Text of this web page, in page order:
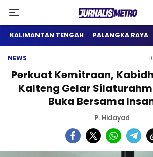
Jurnalis Metro
Satu Wadah Informasi
KALIMANTAN TENGAH PALANGKA RAYA
NEWS
Perkuat Kemitraan,
Kalteng Gelar
Buka Bersama
P. Hidayad